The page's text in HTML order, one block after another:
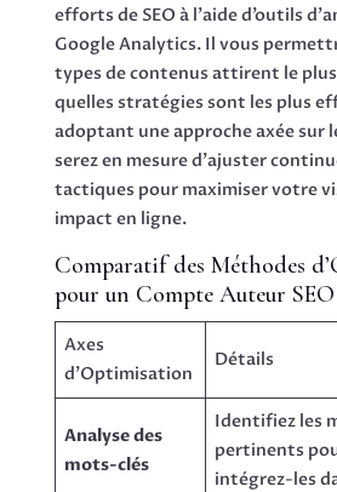
efforts de SEO à l’aide d’outils
Google Analytics. Il vous
types de contenus attirent le
quelles stratégies sont les plus
adoptant une approche axée sur
serez en mesure d’ajuster
tactiques pour maximiser votre
impact en ligne.
Comparatif des Méthodes
pour un Compte Auteur SEO
Axes
d’Optimisation
Détails
Analyse des
mots-clés
Identifiez les
pertinents
intégrez-les